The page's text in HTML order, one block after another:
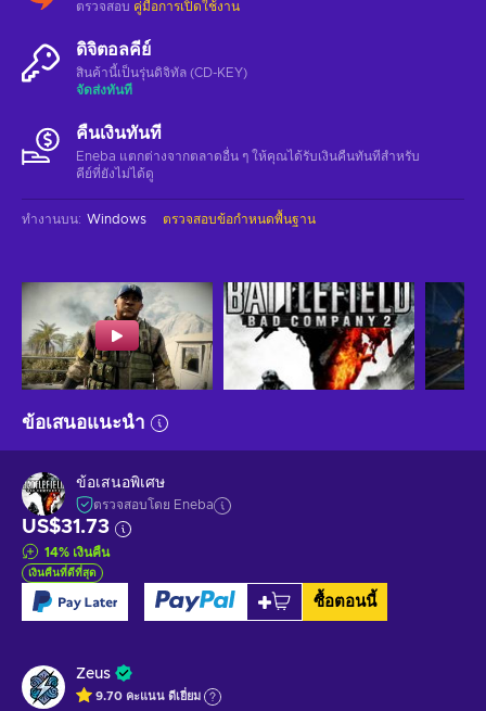
ตรวจสอบ คู่มือการเปิดใช้งาน
ดิจิตอลคีย์
สินค้านี้เป็นรุ่นดิจิทัล (CD-KEY)
จัดส่งทันที
คืนเงินทันที
Eneba แตกต่างจากตลาดอื่น ๆ ให้คุณได้รับเงินคืนทันทีสําหรับ
คีย์ที่ยังไม่ได้ดู
ทำงานบน: Windows ตรวจสอบข้อกำหนดพื้นฐาน
ข้อเสนอแนะนำ
ข้อเสนอพิเศษ
ตรวจสอบโดย Eneba
US$31.73
14% เงินคืน
เงินคืนที่ดีที่สุด
ซื้อตอนนี้
Zeus
9.70 คะแนน ดีเยี่ยม